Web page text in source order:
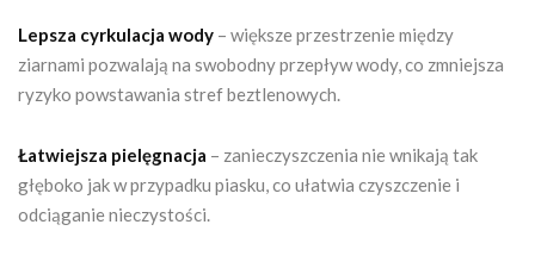
Lepsza cyrkulacja wody – większe przestrzenie między
ziarnami pozwalają na swobodny przepływ wody, co zmniejsza
ryzyko powstawania stref beztlenowych.
Łatwiejsza pielęgnacja – zanieczyszczenia nie wnikają tak
głęboko jak w przypadku piasku, co ułatwia czyszczenie i
odciąganie nieczystości.